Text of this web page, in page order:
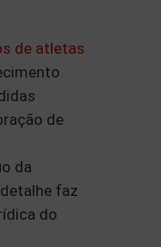
de atletas
de
da
faz
do